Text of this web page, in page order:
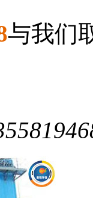
与我们